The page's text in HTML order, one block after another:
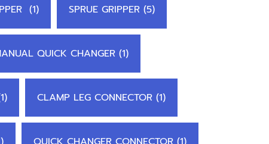
(1) SPRUE GRIPPER (5)
QUICK CHANGER (1)
CLAMP LEG CONNECTOR (1)